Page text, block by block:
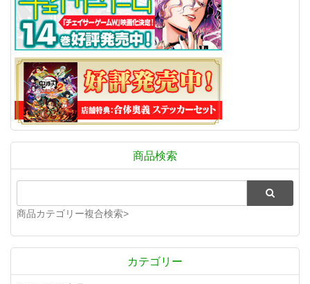
商品検索
商品カテゴリー複合検索>
カテゴリー